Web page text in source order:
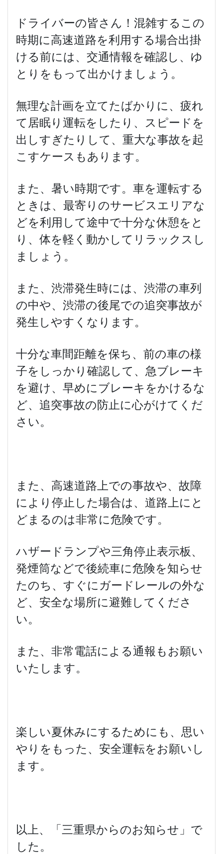
ドライバーの皆さん！混雑するこの
時期に高速道路を利用する場合出掛
ける前には、交通情報を確認し、ゆ
とりをもって出かけましょう。
無理な計画を立てたばかりに、疲れ
て居眠り運転をしたり、スピードを
出しすぎたりして、重大な事故を起
こすケースもあります。
また、暑い時期です。車を運転する
ときは、最寄りのサービスエリアな
どを利用して途中で十分な休憩をと
り、体を軽く動かしてリラックスし
ましょう。
また、渋滞発生時には、渋滞の車列
の中や、渋滞の後尾での追突事故が
発生しやすくなります。
十分な車間距離を保ち、前の車の様
子をしっかり確認して、急ブレーキ
を避け、早めにブレーキをかけるな
ど、追突事故の防止に心がけてくだ
さい。
また、高速道路上での事故や、故障
により停止した場合は、道路上にと
どまるのは非常に危険です。
ハザードランプや三角停止表示板、
発煙筒などで後続車に危険を知らせ
たのち、すぐにガードレールの外な
ど、安全な場所に避難してくださ
い。
また、非常電話による通報もお願い
いたします。
楽しい夏休みにするためにも、思い
やりをもった、安全運転をお願いし
ます。
以上、「三重県からのお知らせ」で
した。